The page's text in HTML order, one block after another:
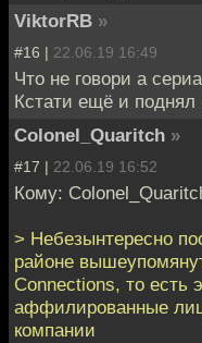
ViktorRB »
#16 | 22.06.19 16:49
Что не говори а
Кстати ещё и
Colonel_Quaritch »
#17 | 22.06.19 16:52
Кому:
> Небезынтересно
районе
Connections, то есть
аффилированные
компании